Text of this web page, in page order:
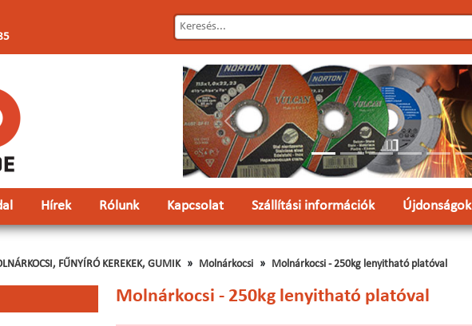
Előző
Hírek Rólunk Kapcsolat Szállítási információk Újdonságok
FŰNYÍRÓ KEREKEK, GUMIK Molnárkocsi Molnárkocsi - 250kg lenyitható platóval
Molnárkocsi - 250kg lenyitható platóval